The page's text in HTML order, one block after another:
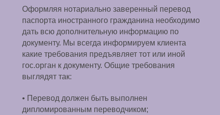
Оформляя нотариально заверенный перевод
паспорта иностранного гражданина необходимо
дать всю дополнительную информацию по
документу. Мы всегда информируем клиента
какие требования предъявляет тот или иной
гос.орган к документу. Общие требования
выглядят так:
• Перевод должен быть выполнен
дипломированным переводчиком;